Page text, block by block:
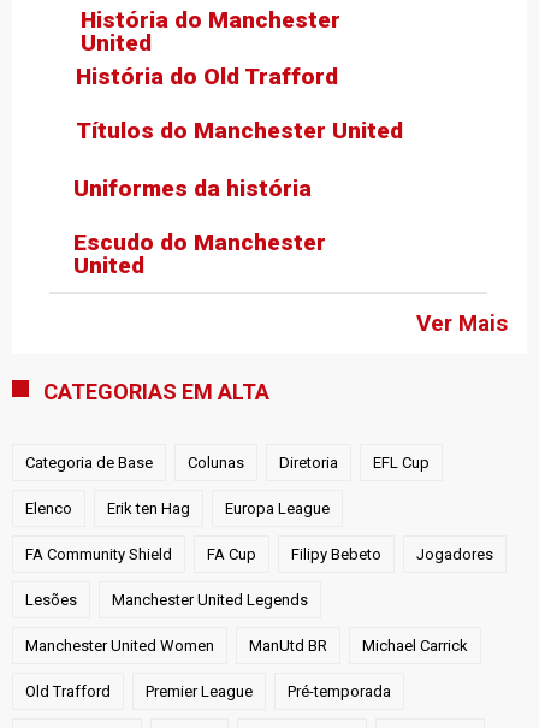
História do Old Trafford
Títulos do Manchester United
Uniformes da história
Ver Mais
História do Manchester
United
Escudo do Manchester
United
CATEGORIAS EM ALTA
Categoria de Base Colunas Diretoria EFL Cup
Elenco Erik ten Hag Europa League
FA Community Shield FA Cup Filipy Bebeto Jogadores
Lesões Manchester United Legends
Manchester United Women ManUtd BR Michael Carrick
Old Trafford Premier League Pré-temporada